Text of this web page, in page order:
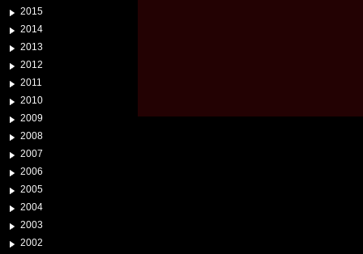
2015
2014
2013
2012
2011
2010
2009
2008
2007
2006
2005
2004
2003
2002